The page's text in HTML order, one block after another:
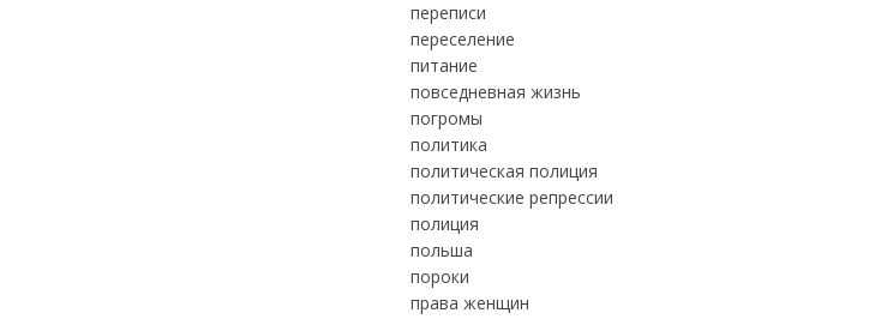
переписи
переселение
питание
повседневная жизнь
погромы
политика
политическая полиция
политические репрессии
полиция
польша
пороки
права женщин